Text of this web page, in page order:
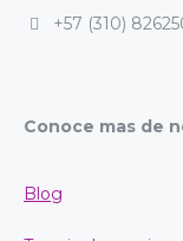
+57 (310)
Conoce mas de
Blog